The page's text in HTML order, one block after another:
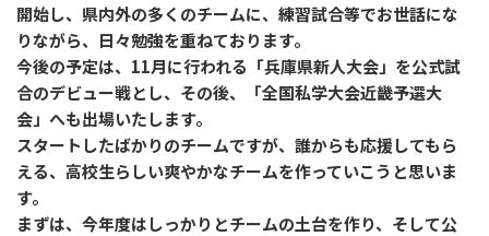
開始し、県内外の多くのチームに、練習試合等でお世話にな
りながら、日々勉強を重ねております。
今後の予定は、11月に行われる「兵庫県新人大会」を公式試
合のデビュー戦とし、その後、「全国私学大会近畿予選大
会」へも出場いたします。
スタートしたばかりのチームですが、誰からも応援してもら
える、高校生らしい爽やかなチームを作っていこうと思いま
す。
まずは、今年度はしっかりとチームの土台を作り、そして公